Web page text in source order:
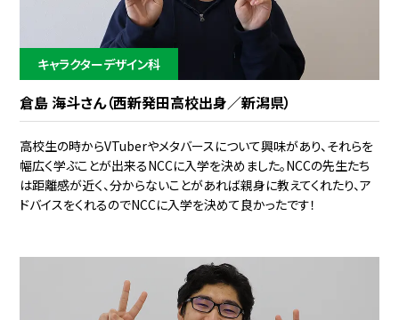
キャラクターデザイン科
倉島 海斗さん（西新発田高校出身／新潟県）
高校生の時からVTuberやメタバースについて興味があり、それらを
幅広く学ぶことが出来るNCCに入学を決めました。NCCの先生たち
は距離感が近く、分からないことがあれば親身に教えてくれたり、ア
ドバイスをくれるのでNCCに入学を決めて良かったです！